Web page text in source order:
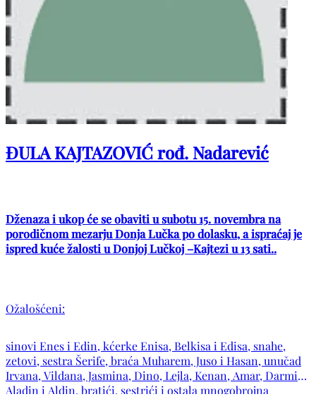
ĐULA KAJTAZOVIĆ rođ. Nadarević
Dženaza i ukop će se obaviti u subotu 15. novembra na
porodičnom mezarju Donja Lučka po dolasku, a ispraćaj je
ispred kuće žalosti u Donjoj Lučkoj –Kajtezi u 13 sati..
Ožalošćeni:
sinovi Enes i Edin, kćerke Enisa, Belkisa i Edisa, snahe,
zetovi, sestra Šerife, braća Muharem, Juso i Hasan, unučad
Irvana, Vildana, Jasmina, Dino, Lejla, Kenan, Amar, Darmin,
Aladin i Aldin, bratići, sestrići i ostala mnogobrojna